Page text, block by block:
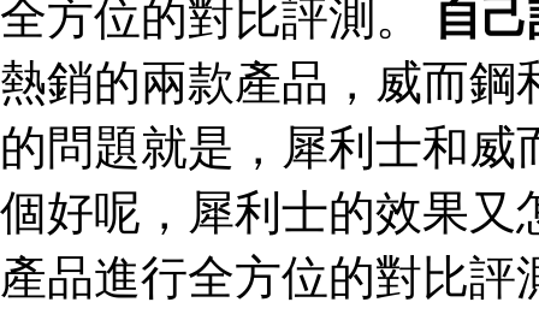
全方位的對比評測。
自
熱銷的兩款產品，威而鋼
的問題就是，犀利士和
個好呢，犀利士的效果又
產品進行全方位的對比